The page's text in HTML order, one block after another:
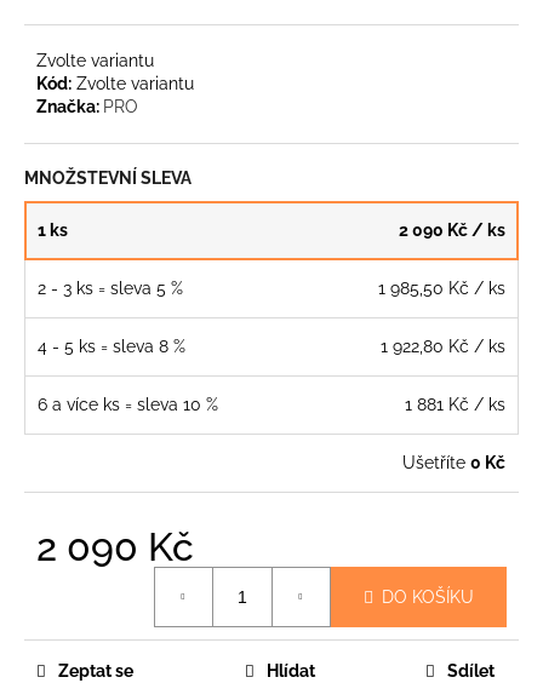
Zvolte variantu
Kód: Zvolte variantu
Značka: PRO
MNOŽSTEVNÍ SLEVA
1 ks 2 090 Kč / ks
2 - 3 ks = sleva 5 % 1 985,50 Kč / ks
4 - 5 ks = sleva 8 % 1 922,80 Kč / ks
6 a více ks = sleva 10 % 1 881 Kč / ks
Ušetříte 0 Kč
2 090 Kč
DO KOŠÍKU
Zeptat se Hlídat Sdílet